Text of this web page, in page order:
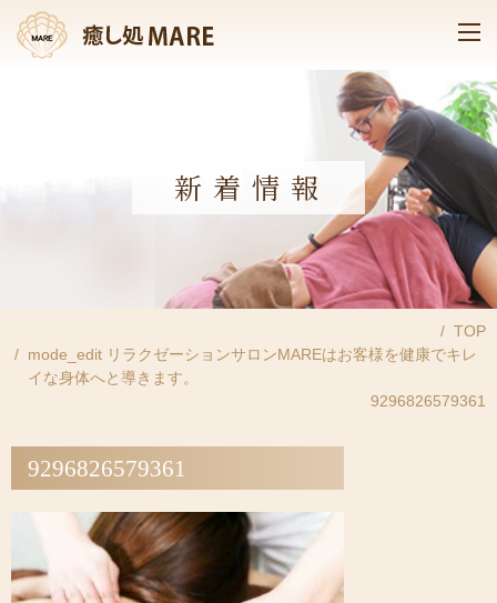
新着情報
TOP
mode_edit リラクゼーションサロンMAREはお客様を健康でキレ
イな身体へと導きます。
9296826579361
9296826579361